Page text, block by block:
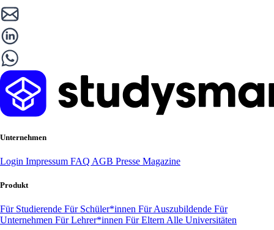
Unternehmen
Login Impressum FAQ AGB Presse Magazine
Produkt
Für Studierende Für Schüler*innen Für Auszubildende Für
Unternehmen Für Lehrer*innen Für Eltern Alle Universitäten